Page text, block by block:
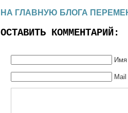
НА ГЛАВНУЮ БЛОГА
ОСТАВИТЬ КОММЕНТАРИЙ:
Имя